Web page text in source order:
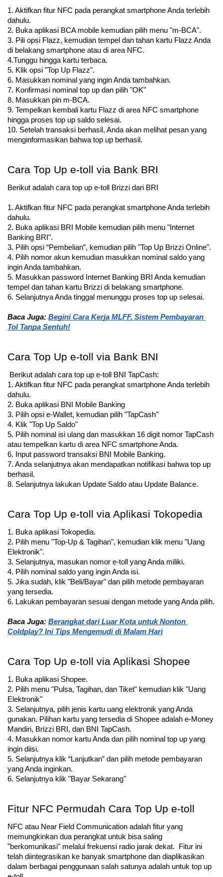
1. Aktifkan fitur NFC pada perangkat smartphone Anda terlebih
dahulu.
2. Buka aplikasi BCA mobile kemudian pilih menu "m-BCA".
3. Pili opsi Flazz, kemudian tempel dan tahan kartu Flazz Anda
di belakang smartphone atau di area NFC.
4.Tunggu hingga kartu terbaca.
5. Klik opsi "Top Up Flazz".
6. Masukkan nominal yang ingin Anda tambahkan.
7. Konfirmasi nominal top up dan pilih "OK"
8. Masukkan pin m-BCA.
9. Tempelkan kembali kartu Flazz di area NFC smartphone
hingga proses top up saldo selesai.
10. Setelah transaksi berhasil, Anda akan melihat pesan yang
menginformasikan bahwa top up berhasil.
Cara Top Up e-toll via Bank BRI
Berikut adalah cara top up e-toll Brizzi dari BRI
1. Aktifkan fitur NFC pada perangkat smartphone Anda terlebih
dahulu.
2. Buka aplikasi BRI Mobile kemudian pilih menu "Internet
Banking BRI".
3. Pilih opsi “Pembelian”, kemudian pilih "Top Up Brizzi Online".
4. Pilih nomor akun kemudian masukkan nominal saldo yang
ingin Anda tambahkan.
5. Masukkan password Internet Banking BRI Anda kemudian
tempel dan tahan kartu Brizzi di belakang smartphone.
6. Selanjutnya Anda tinggal menunggu proses top up selesai.
Baca Juga: Begini Cara Kerja MLFF, Sistem Pembayaran
Tol Tanpa Sentuh!
Cara Top Up e-toll via Bank BNI
Berikut adalah cara top up e-toll BNI TapCash:
1. Aktifkan fitur NFC pada perangkat smartphone Anda terlebih
dahulu.
2. Buka aplikasi BNI Mobile Banking
3. Pilih opsi e-Wallet, kemudian pilih "TapCash"
4. Klik "Top Up Saldo"
5. Pilih nominal isi ulang dan masukkan 16 digit nomor TapCash
atau tempelkan kartu di area NFC smartphone Anda.
6. Input password transaksi BNI Mobile Banking.
7. Anda selanjutnya akan mendapatkan notifikasi bahwa top up
berhasil.
8. Selanjutnya lakukan Update Saldo atau Update Balance.
Cara Top Up e-toll via Aplikasi Tokopedia
1. Buka aplikasi Tokopedia.
2. Pilih menu "Top-Up & Tagihan", kemudian klik menu "Uang
Elektronik".
3. Selanjutnya, masukan nomor e-toll yang Anda miliki.
4. Pilih nominal saldo yang ingin Anda isi.
5. Jika sudah, klik "Beli/Bayar" dan pilih metode pembayaran
yang tersedia.
6. Lakukan pembayaran sesuai dengan metode yang Anda pilih.
Baca Juga: Berangkat dari Luar Kota untuk Nonton
Coldplay? Ini Tips Mengemudi di Malam Hari
Cara Top Up e-toll via Aplikasi Shopee
1. Buka aplikasi Shopee.
2. Pilih menu "Pulsa, Tagihan, dan Tiket" kemudian klik "Uang
Elektronik"
3. Selanjutnya, pilih jenis kartu uang elektronik yang Anda
gunakan. Pilihan kartu yang tersedia di Shopee adalah e-Money
Mandiri, Brizzi BRI, dan BNI TapCash.
4. Masukkan nomor kartu Anda dan pilih nominal top up yang
ingin diisi.
5. Selanjutnya klik “Lanjutkan” dan pilih metode pembayaran
yang Anda inginkan.
6. Selanjutnya klik "Bayar Sekarang"
Fitur NFC Permudah Cara Top Up e-toll
NFC atau Near Field Communication adalah fitur yang
memungkinkan dua perangkat untuk bisa saling
"berkomunikasi" melalui frekuensi radio jarak dekat.  Fitur ini
telah diintegrasikan ke banyak smartphone dan diaplikasikan
dalam berbagai penggunaan salah satunya adalah untuk top up